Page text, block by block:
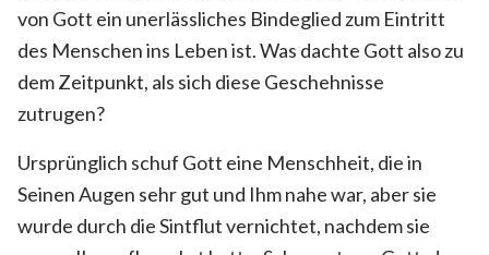
von Gott ein unerlässliches Bindeglied zum Eintritt
des Menschen ins Leben ist. Was dachte Gott also zu
dem Zeitpunkt, als sich diese Geschehnisse
zutrugen?
Ursprünglich schuf Gott eine Menschheit, die in
Seinen Augen sehr gut und Ihm nahe war, aber sie
wurde durch die Sintflut vernichtet, nachdem sie